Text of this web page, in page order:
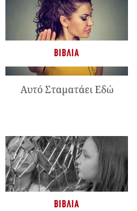
ΒΙΒΛΊΑ
Αυτό Σταματάει Εδώ
ΒΙΒΛΊΑ